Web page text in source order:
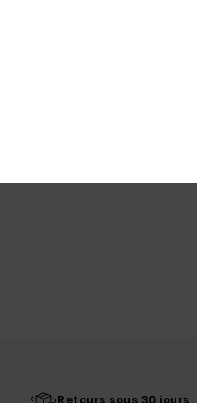
Retours sous 30 jours